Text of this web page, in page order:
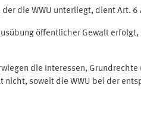
die WWU unterliegt, dient Art. 6
öffentlicher Gewalt erfolgt,
die Interessen,
nicht, soweit die WWU bei der